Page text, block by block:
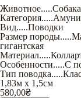
Животное.....
Категория.....
Вид.....Поводки
Размер породы.....
гигантская
Материал.....
Особенности.....С
Тип поводка.....
1,83м х 1,5см
580,00₴